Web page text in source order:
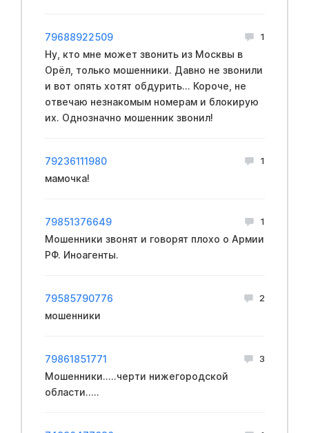
79688922509 1
Ну, кто мне может звонить из Москвы в
Орёл, только мошенники. Давно не звонили
и вот опять хотят обдурить... Короче, не
отвечаю незнакомым номерам и блокирую
их. Однозначно мошенник звонил!
79236111980 1
мамочка!
79851376649 1
Мошенники звонят и говорят плохо о Армии
РФ. Иноагенты.
79585790776 2
мошенники
79861851771 3
Мошенники.....черти нижегородской
области.....